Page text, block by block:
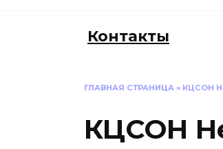
Контакты
ГЛАВНАЯ СТРАНИЦА » КЦСОН
КЦСОН